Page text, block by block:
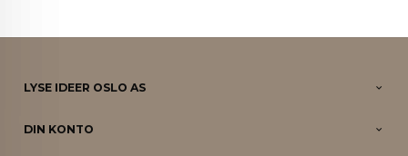
LYSE IDEER OSLO AS
DIN KONTO